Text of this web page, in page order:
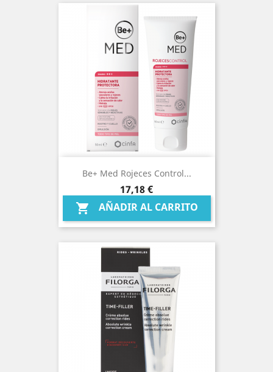
Be+ Med Rojeces Control...
Precio
17,18 €
 AÑADIR AL CARRITO